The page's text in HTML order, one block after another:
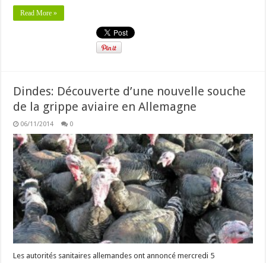
Read More »
Dindes: Découverte d’une nouvelle souche
de la grippe aviaire en Allemagne
06/11/2014 0
Les autorités sanitaires allemandes ont annoncé mercredi 5